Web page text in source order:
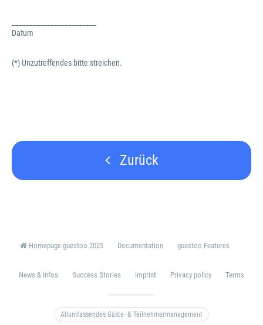
Datum
(*) Unzutreffendes bitte streichen.
Zurück
Homepage guestoo 2025 Documentation guestoo Features
News & Infos Success Stories Imprint Privacy policy Terms
Allumfassendes Gäste- & Teilnehmermanagement